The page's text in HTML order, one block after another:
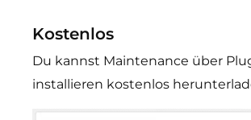
Kostenlos
Du kannst Maintenance über
installieren kostenlos